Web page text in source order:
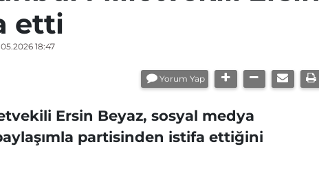
etti
18:47
Yorum Yap
Ersin Beyaz, sosyal medya
partisinden istifa ettiğini